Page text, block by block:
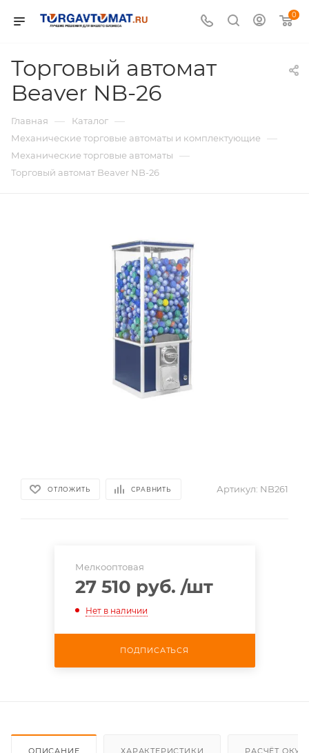
0
Торговый автомат
Beaver NB-26
Главная — Каталог —
Механические торговые автоматы и комплектующие —
Механические торговые автоматы —
Торговый автомат Beaver NB-26
ОТЛОЖИТЬ СРАВНИТЬ Артикул: NB261
Мелкооптовая
27 510 руб. /шт
Нет в наличии
ПОДПИСАТЬСЯ
ОПИСАНИЕ ХАРАКТЕРИСТИКИ РАСЧЁТ